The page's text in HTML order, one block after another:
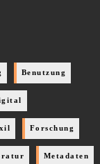
Benutzung
Forschung
Metadaten